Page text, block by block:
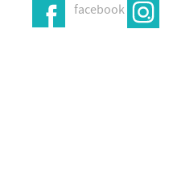
facebook